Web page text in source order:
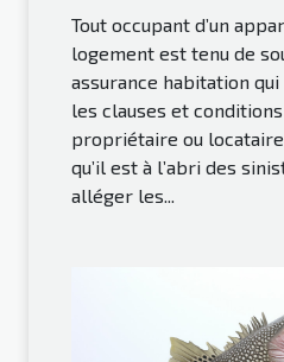
Tout occupant d’un
logement est tenu de
assurance habitation
les clauses et
propriétaire ou
qu’il est à l’abri des
alléger les...